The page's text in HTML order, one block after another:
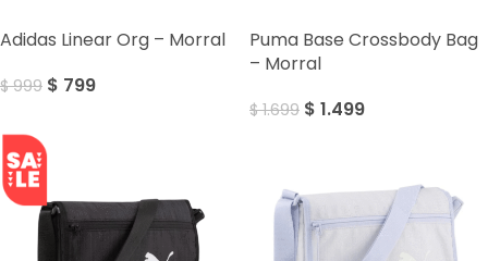
Adidas Linear Org – Morral
$999 $ 799
Puma Base Crossbody Bag
– Morral
$1.699 $ 1.499